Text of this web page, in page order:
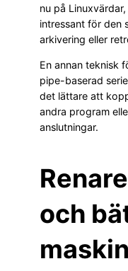
nu på
intressant för den
arkivering eller
En annan teknisk
pipe-baserad
det lättare att
andra program
anslutningar.
och